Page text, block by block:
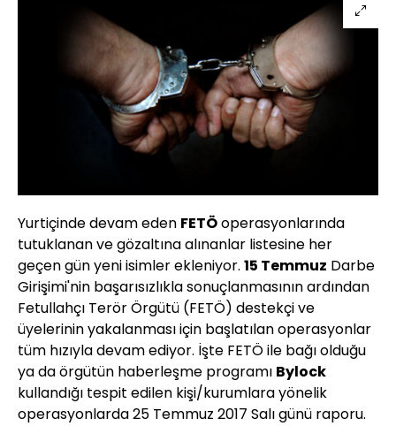
Yurtiçinde devam eden FETÖoperasyonlarında
tutuklanan ve gözaltına alınanlar listesine her
geçen gün yeni isimler ekleniyor. 15 Temmuz Darbe
Girişimi'nin başarısızlıkla sonuçlanmasının ardından
Fetullahçı Terör Örgütü (FETÖ) destekçi ve
üyelerinin yakalanması için başlatılan operasyonlar
tüm hızıyla devam ediyor. İşte FETÖ ile bağı olduğu
ya da örgütün haberleşme programı Bylock
kullandığı tespit edilen kişi/kurumlara yönelik
operasyonlarda 25 Temmuz 2017 Salı günü raporu.